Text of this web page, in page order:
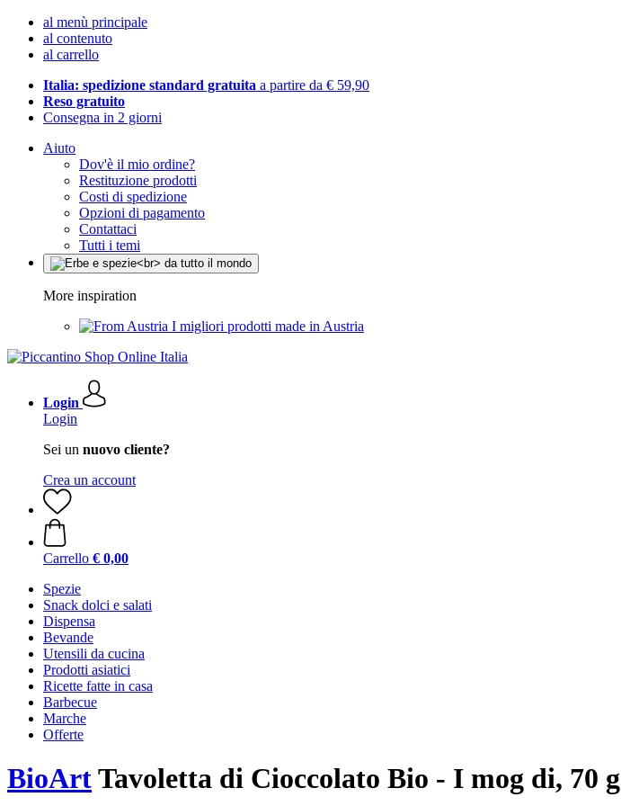
al menù principale
al contenuto
al carrello
Italia: spedizione standard gratuita a partire da € 59,90
Reso gratuito
Consegna in 2 giorni
Aiuto
Dov'è il mio ordine?
Restituzione prodotti
Costi di spedizione
Opzioni di pagamento
Contattaci
Tutti i temi
More inspiration
I migliori prodotti made in Austria
Login
Login
Sei un nuovo cliente?
Crea un account
Carrello € 0,00
Spezie
Snack dolci e salati
Dispensa
Bevande
Utensili da cucina
Prodotti asiatici
Ricette fatte in casa
Barbecue
Marche
Offerte
BioArtTavoletta di Cioccolato Bio - I mog di, 70 g